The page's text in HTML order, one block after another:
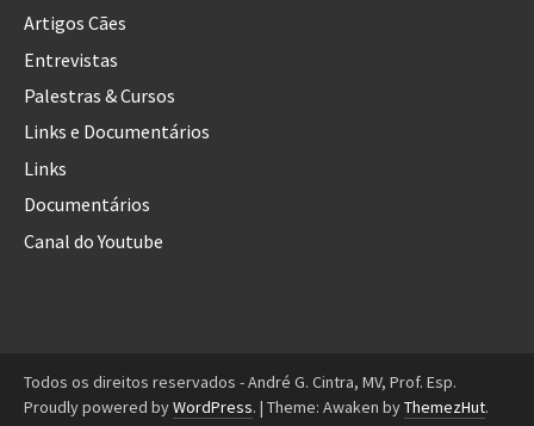
Artigos Cães
Entrevistas
Palestras & Cursos
Links e Documentários
Links
Documentários
Canal do Youtube
Todos os direitos reservados - André G. Cintra, MV, Prof. Esp.
Proudly powered byWordPress. | Theme: Awaken byThemezHut.